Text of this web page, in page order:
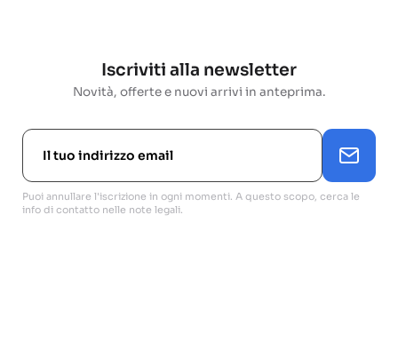
Iscriviti alla newsletter
Novità, offerte e nuovi arrivi in anteprima.
Puoi annullare l'iscrizione in ogni momenti. A questo scopo, cerca le
info di contatto nelle note legali.